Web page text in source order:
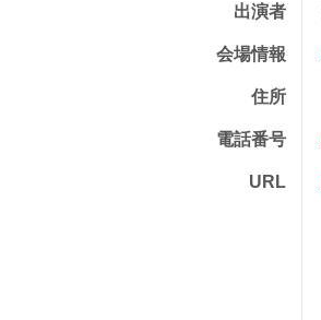
出演者
会場情報
住所
電話番号
URL